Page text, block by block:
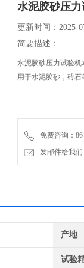
水泥胶砂压
更新时间：2025-
简要描述：
水泥胶砂压力试验机
用于水泥胶砂，砖石
免费咨询：
发邮件给我们
产地
试验